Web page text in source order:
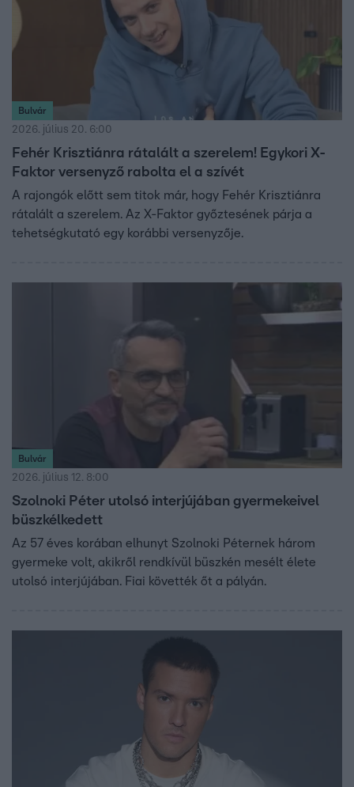
Bulvár
2026. július 20. 6:00
Fehér Krisztiánra rátalált a szerelem! Egykori X-
Faktor versenyző rabolta el a szívét
A rajongók előtt sem titok már, hogy Fehér Krisztiánra
rátalált a szerelem. Az X-Faktor győztesének párja a
tehetségkutató egy korábbi versenyzője.
Bulvár
2026. július 12. 8:00
Szolnoki Péter utolsó interjújában gyermekeivel
büszkélkedett
Az 57 éves korában elhunyt Szolnoki Péternek három
gyermeke volt, akikről rendkívül büszkén mesélt élete
utolsó interjújában. Fiai követték őt a pályán.